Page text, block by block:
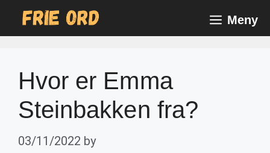
Meny
Hvor er Emma
Steinbakken fra?
03/11/2022 by